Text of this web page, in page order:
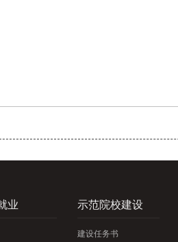
业 示范院校建设
建设任务书